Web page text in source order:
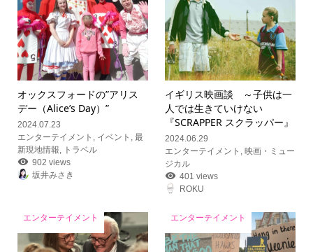
オックスフォードの”アリス
デー（Alice’s Day）”
2024.07.23
エンターテイメント
イベント
最
新現地情報
トラベル
902 views
坂井みさき
イギリス映画談 ～子供は一
人では生きていけない
『SCRAPPER スクラッパー』
2024.06.29
エンターテイメント
,映画・ミュー
ジカル
401 views
ROKU
エンターテイメント エンターテイメント